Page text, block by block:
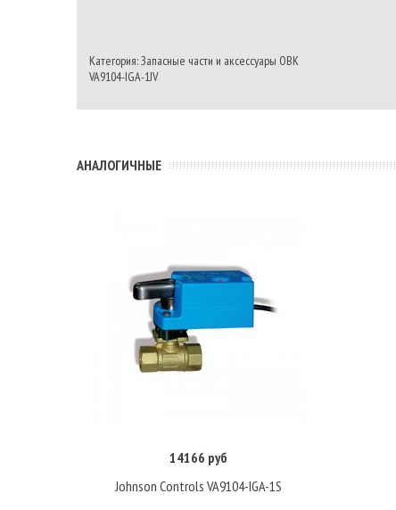
Категория: Запасные части и аксессуары ОВК
VA9104-IGA-1JV
АНАЛОГИЧНЫЕ
Купить
14166 руб
Johnson Controls VA9104-IGA-1S